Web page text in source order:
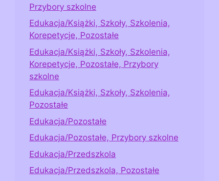
Przybory szkolne
Edukacja/Książki, Szkoły, Szkolenia,
Korepetycje, Pozostałe
Edukacja/Książki, Szkoły, Szkolenia,
Korepetycje, Pozostałe, Przybory
szkolne
Edukacja/Książki, Szkoły, Szkolenia,
Pozostałe
Edukacja/Pozostałe
Edukacja/Pozostałe, Przybory szkolne
Edukacja/Przedszkola
Edukacja/Przedszkola, Pozostałe